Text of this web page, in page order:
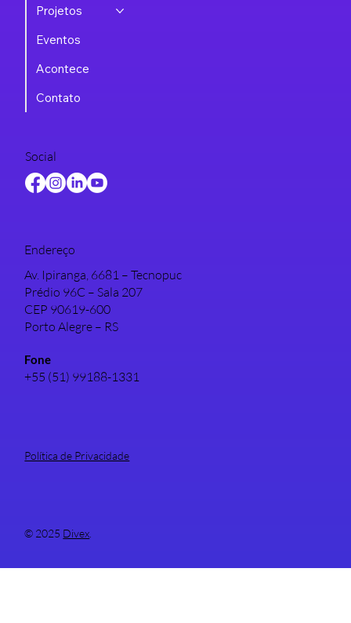
Projetos
Eventos
Acontece
Contato
Social
Endereço
Av. Ipiranga, 6681 – Tecnopuc
Prédio 96C – Sala 207
CEP 90619-600
Porto Alegre – RS
Fone
+55 (51) 99188-1331
Política de Privacidade
© 2025 Divex.